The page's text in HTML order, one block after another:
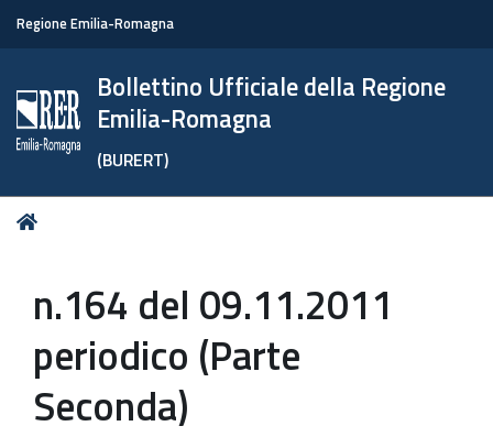
Regione Emilia-Romagna
Bollettino Ufficiale della Regione
Emilia-Romagna
(BURERT)
Tu
n.164 del 09.11.2011
periodico (Parte
Seconda)